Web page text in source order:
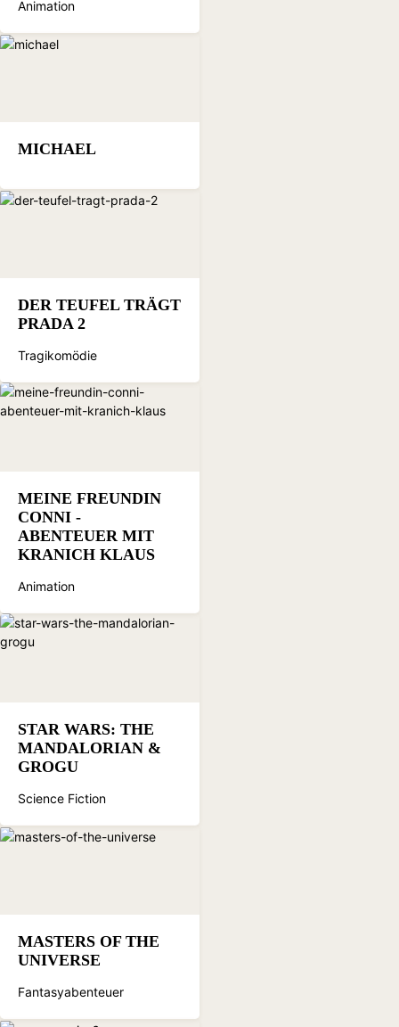
Animation
MICHAEL
DER TEUFEL TRÄGT
PRADA 2
Tragikomödie
MEINE FREUNDIN
CONNI -
ABENTEUER MIT
KRANICH KLAUS
Animation
STAR WARS: THE
MANDALORIAN &
GROGU
Science Fiction
MASTERS OF THE
UNIVERSE
Fantasyabenteuer